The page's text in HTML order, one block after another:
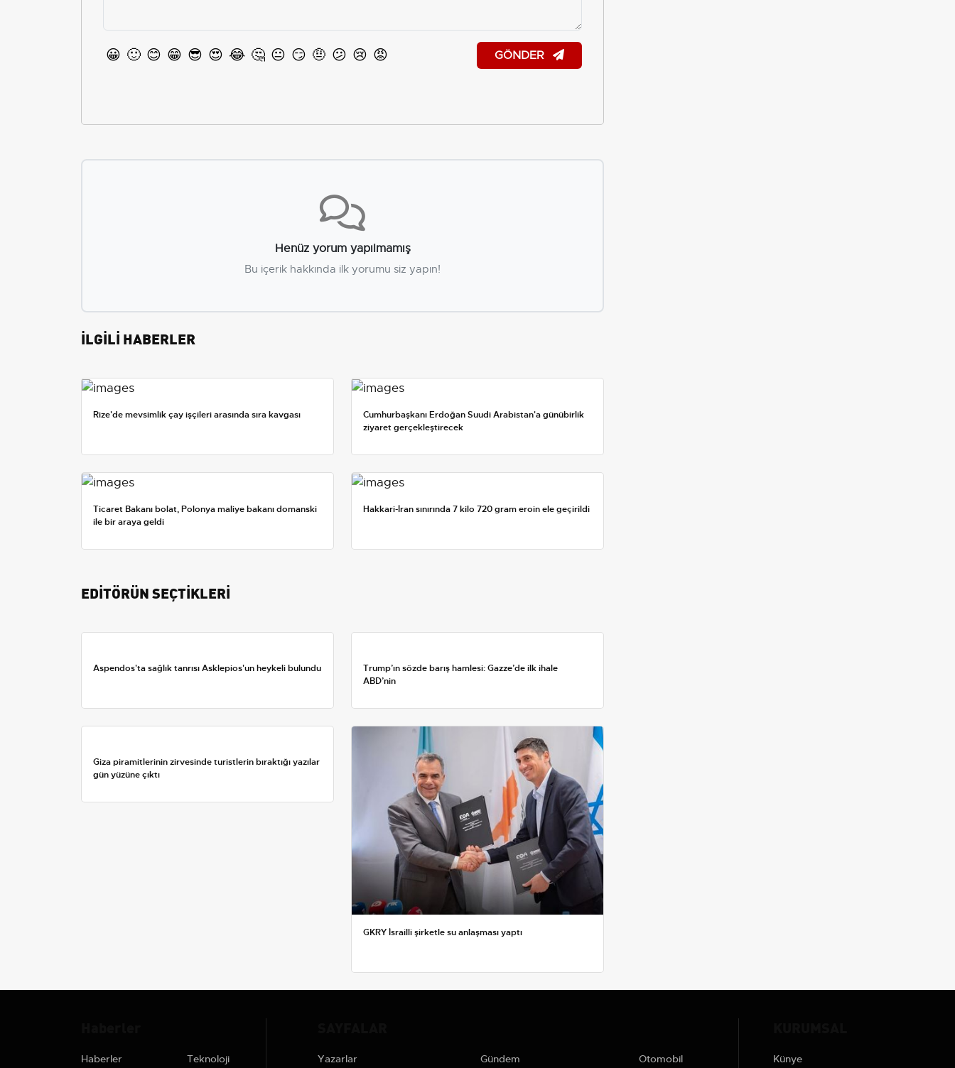
😀 🙂 😊 😁 😎 😍 😂 🤔 😐 😏 🤨 😕 😢 😡 GÖNDER
Henüz yorum yapılmamış
Bu içerik hakkında ilk yorumu siz yapın!
İLGİLİ HABERLER
Rize'de mevsimlik çay işçileri arasında sıra kavgası
Cumhurbaşkanı Erdoğan Suudi Arabistan'a günübirlik
ziyaret gerçekleştirecek
Ticaret Bakanı bolat, Polonya maliye bakanı domanski
ile bir araya geldi
Hakkari-İran sınırında 7 kilo 720 gram eroin ele geçirildi
EDİTÖRÜN SEÇTİKLERİ
Aspendos'ta sağlık tanrısı Asklepios'un heykeli bulundu
Trump’ın sözde barış hamlesi: Gazze’de ilk ihale
ABD’nin
Giza piramitlerinin zirvesinde turistlerin bıraktığı yazılar
gün yüzüne çıktı
GKRY İsrailli şirketle su anlaşması yaptı
Haberler Teknoloji Yazarlar Gündem Otomobil Künye